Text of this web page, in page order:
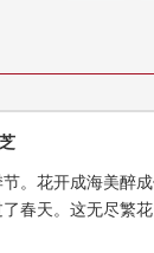
。花开成海美醉
春天。这无尽繁